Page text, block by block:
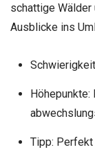
schattige
Ausblicke ins
Tipp: Perfekt